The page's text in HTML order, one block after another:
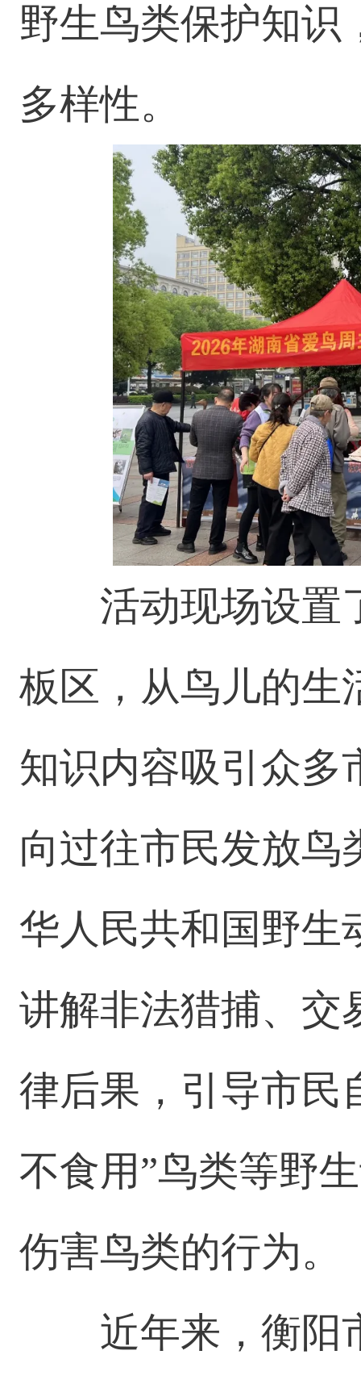
野生鸟类保护知识
多样性。
活动现场设置
板区，从鸟儿的生
知识内容吸引众多
向过往市民发放鸟
华人民共和国野生
讲解非法猎捕、交
律后果，引导市民
不食用”鸟类等野
伤害鸟类的行为。
近年来，衡阳